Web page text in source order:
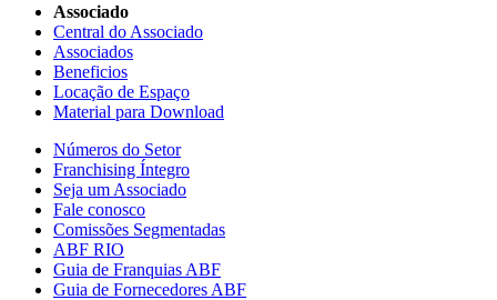
Associado
Central do Associado
Associados
Beneficios
Locação de Espaço
Material para Download
Números do Setor
Franchising Íntegro
Seja um Associado
Fale conosco
Comissões Segmentadas
ABF RIO
Guia de Franquias ABF
Guia de Fornecedores ABF